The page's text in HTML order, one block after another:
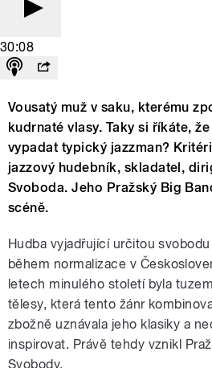
30:08
Vousatý muž v saku, kterému
kudrnaté vlasy. Taky si říkáte,
vypadat typický jazzman?
jazzový hudebník, skladatel,
Svoboda. Jeho Pražský Big
scéně.
Hudba vyjadřující určitou
během normalizace v
letech minulého století byla
tělesy, která tento žánr
zbožně uznávala jeho klasiky a
inspirovat. Právě tehdy vznikl
Svobody.